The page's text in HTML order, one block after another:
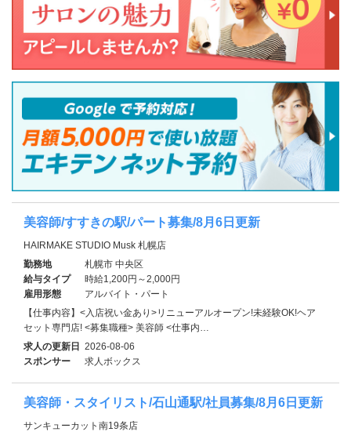
美容師/すすきの駅/パート募集/8月6日更新
HAIRMAKE STUDIO Musk 札幌店
勤務地
札幌市 中央区
給与タイプ
時給1,200円～2,000円
雇用形態
アルバイト・パート
【仕事内容】<入店祝い金あり>リニューアルオープン!未経験OK!ヘア
セット専門店! <募集職種> 美容師 <仕事内…
求人の更新日 2026-08-06
スポンサー
求人ボックス
美容師・スタイリスト/石山通駅/社員募集/8月6日更新
サンキューカット南19条店